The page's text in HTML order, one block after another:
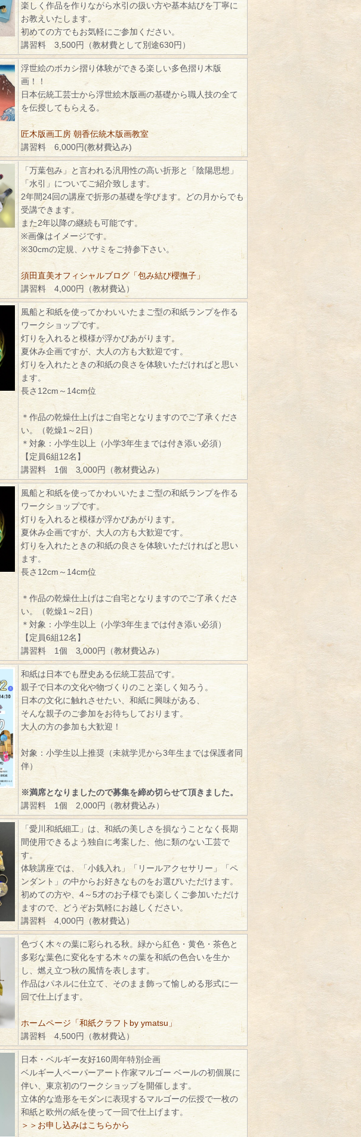
楽しく作品を作りながら水引の扱い方や基本結びを丁寧に
お教えいたします。
初めての方でもお気軽にご参加ください。
講習料 3,500円（教材費として別途630円）
浮世絵のボカシ摺り体験ができる楽しい多色摺り木版
画！！
日本伝統工芸士から浮世絵木版画の基礎から職人技の全て
を伝授してもらえる。
匠木版画工房 朝香伝統木版画教室
講習料 6,000円(教材費込み)
「万葉包み」と言われる汎用性の高い折形と「陰陽思想」
「水引」についてご紹介致します。
2年間24回の講座で折形の基礎を学びます。どの月からでも
受講できます。
また2年以降の継続も可能です。
※画像はイメージです。
※30cmの定規、ハサミをご持参下さい。
須田直美オフィシャルブログ「包み結び櫻撫子」
講習料 4,000円（教材費込）
風船と和紙を使ってかわいいたまご型の和紙ランプを作る
ワークショップです。
灯りを入れると模様が浮かびあがります。
夏休み企画ですが、大人の方も大歓迎です。
灯りを入れたときの和紙の良さを体験いただければと思い
ます。
長さ12cm～14cm位
＊作品の乾燥仕上げはご自宅となりますのでご了承くださ
い。（乾燥1～2日）
＊対象：小学生以上（小学3年生までは付き添い必須）
【定員6組12名】
講習料 1個 3,000円（教材費込み）
風船と和紙を使ってかわいいたまご型の和紙ランプを作る
ワークショップです。
灯りを入れると模様が浮かびあがります。
夏休み企画ですが、大人の方も大歓迎です。
灯りを入れたときの和紙の良さを体験いただければと思い
ます。
長さ12cm～14cm位
＊作品の乾燥仕上げはご自宅となりますのでご了承くださ
い。（乾燥1～2日）
＊対象：小学生以上（小学3年生までは付き添い必須）
【定員6組12名】
講習料 1個 3,000円（教材費込み）
和紙は日本でも歴史ある伝統工芸品です。
親子で日本の文化や物づくりのこと楽しく知ろう。
日本の文化に触れさせたい、和紙に興味がある、
そんな親子のご参加をお待ちしております。
大人の方の参加も大歓迎！
対象：小学生以上推奨（未就学児から3年生までは保護者同
伴）
※満席となりましたので募集を締め切らせて頂きました。
講習料 1個 2,000円（教材費込み）
「愛川和紙細工」は、和紙の美しさを損なうことなく長期
間使用できるよう独自に考案した、他に類のない工芸で
す。
体験講座では、「小銭入れ」「リールアクセサリー」「ペ
ンダント」の中からお好きなものをお選びいただけます。
初めての方や、4～5才のお子様でも楽しくご参加いただけ
ますので、どうぞお気軽にお越しください。
講習料 4,000円（教材費込）
色づく木々の葉に彩られる秋。緑から紅色・黄色・茶色と
多彩な葉色に変化をする木々の葉を和紙の色合いを生か
し、燃え立つ秋の風情を表します。
作品はパネルに仕立て、そのまま飾って愉しめる形式に一
回で仕上げます。
ホームページ「和紙クラフトby ymatsu」
講習料 4,500円（教材費込）
日本・ベルギー友好160周年特別企画
ベルギー人ペーパーアート作家マルゴー ベールの初個展に
伴い、東京初のワークショップを開催します。
立体的な造形をモダンに表現するマルゴーの伝授で一枚の
和紙と欧州の紙を使って一回で仕上げます。
＞＞お申し込みはこちらから